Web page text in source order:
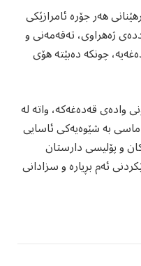
هەر جۆرە ئامرازێکی
ژەهراوی، تەقەمەنی و
چونکە دەبێتە هۆی
وادەی قەدەغەکە، واتە لە
٢٠٢٦، ڕاوکردنی ماسی بە شێوەیەکی ئاسایی
و پۆلیسی دارستان
ئەم بڕیارە و سزادانی